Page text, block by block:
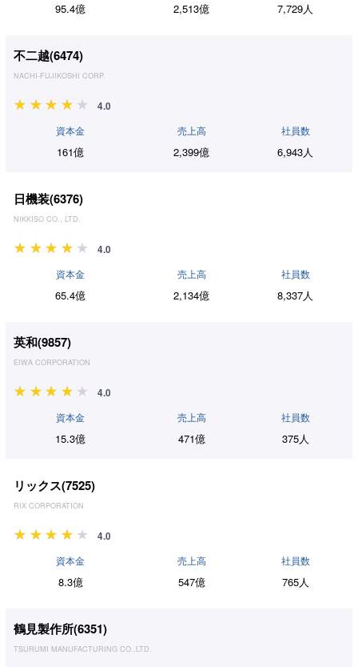
95.4億 2,513億 7,729人
不二越(6474)
NACHI-FUJIKOSHI CORP.
4.0
資本金
161億
売上高
2,399億
社員数
6,943人
日機装(6376)
NIKKISO CO., LTD.
4.0
資本金
65.4億
売上高
2,134億
社員数
8,337人
英和(9857)
EIWA CORPORATION
4.0
資本金
15.3億
売上高
471億
社員数
375人
リックス(7525)
RIX CORPORATION
4.0
資本金
8.3億
売上高
547億
社員数
765人
鶴見製作所(6351)
TSURUMI MANUFACTURING CO.,LTD.